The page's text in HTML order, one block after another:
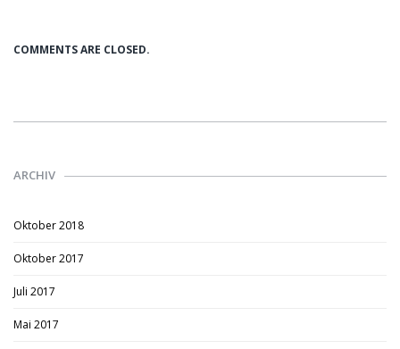
COMMENTS ARE CLOSED.
ARCHIV
Oktober 2018
Oktober 2017
Juli 2017
Mai 2017